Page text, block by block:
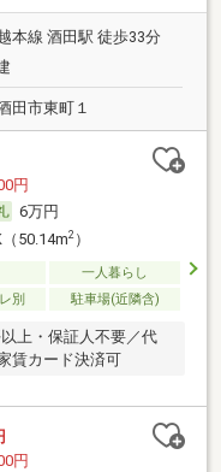
本線 酒田駅 徒歩33分
田市東町１
円
6万円
50.14m2）
一人暮らし
別 駐車場(近隣含)
上・保証人不要／代
賃カード決済可
円